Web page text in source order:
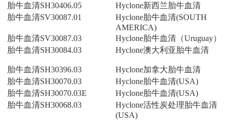
胎牛血清SH30406.05
Hyclone新西兰胎牛血清
胎牛血清SV30087.01
Hyclone胎牛血清(SOUTH
AMERICA)
胎牛血清SV30087.03
Hyclone胎牛血清（Uruguay）
胎牛血清SH30084.03
Hyclone澳大利亚胎牛血清
胎牛血清SH30396.03
Hyclone加拿大胎牛血清
胎牛血清SH30070.03
Hyclone胎牛血清(USA)
胎牛血清SH30070.03E
Hyclone胎牛血清(USA)
胎牛血清SH30068.03
Hyclone活性炭处理胎牛血清
(USA)